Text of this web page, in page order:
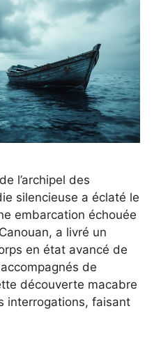
l’archipel des
silencieuse a éclaté le
embarcation échouée
a livré un
en état avancé de
de
découverte macabre
interrogations, faisant